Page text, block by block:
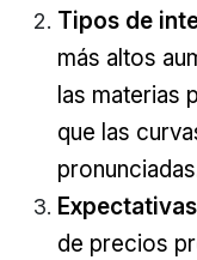
Tipos de
más altos
las materias
que las
de precios